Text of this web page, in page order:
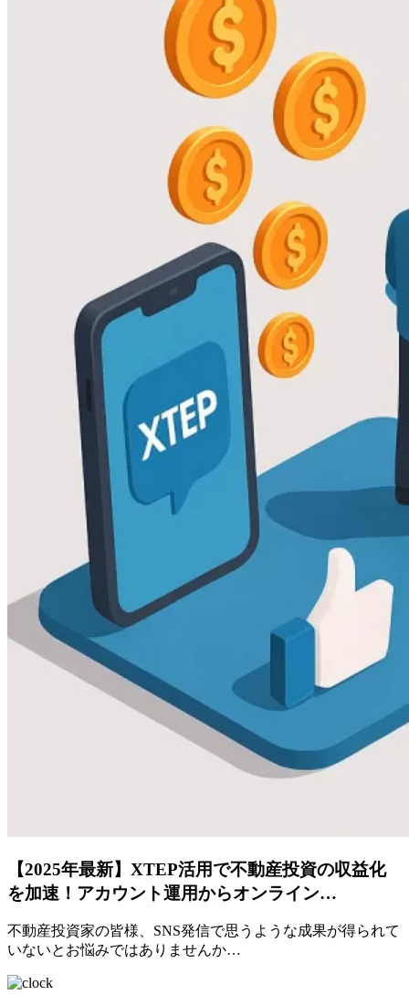
【2025年最新】XTEP活用で不動産投資の収益化
を加速！アカウント運用からオンライン…
不動産投資家の皆様、SNS発信で思うような成果が得られて
いないとお悩みではありませんか…